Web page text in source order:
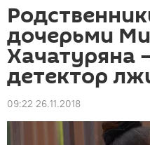
дочерьми
Хачатуряна
детектор
09:22 26.11.2018